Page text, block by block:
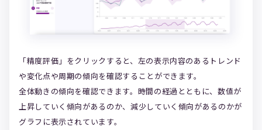
「精度評価」をクリックすると、左の表示内容のあるトレンド
や変化点や周期の傾向を確認することができます。
全体動きの傾向を確認できます。時間の経過とともに、数値が
上昇していく傾向があるのか、減少していく傾向があるのかが
グラフに表示されています。